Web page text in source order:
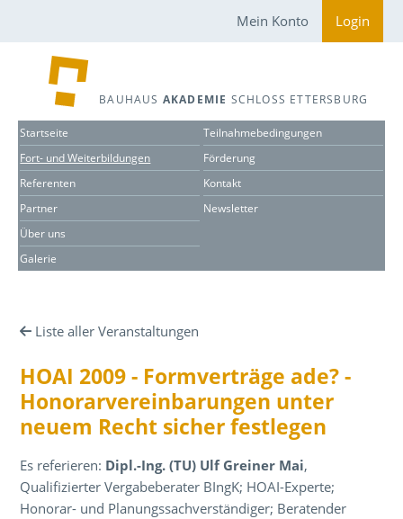
Mein Konto Login
BAUHAUS AKADEMIE SCHLOSS ETTERSBURG
Startseite
Fort- und Weiterbildungen
Referenten
Partner
Über uns
Galerie
Teilnahmebedingungen
Förderung
Kontakt
Newsletter
Liste aller Veranstaltungen
HOAI 2009 - Formverträge ade? -
Honorarvereinbarungen unter
neuem Recht sicher festlegen
Es referieren: Dipl.-Ing. (TU) Ulf Greiner Mai,
Qualifizierter Vergabeberater BIngK; HOAI-Experte;
Honorar- und Planungssachverständiger; Beratender